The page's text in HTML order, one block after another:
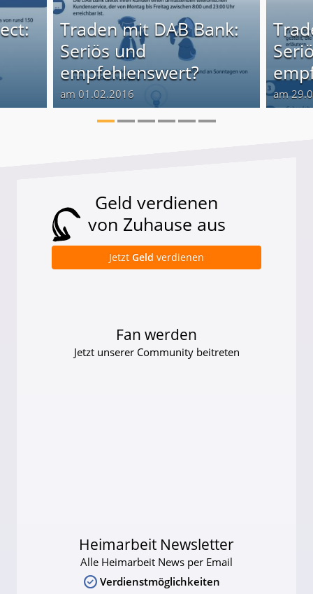
Traden mit DAB Bank:
Seriös und
empfehlenswert?
am 01.02.2016 am
Geld verdienen
von Zuhause aus
Jetzt Geld verdienen
Fan werden
Jetzt unserer Community beitreten
Heimarbeit Newsletter
Alle Heimarbeit News per Email
Verdienstmöglichkeiten